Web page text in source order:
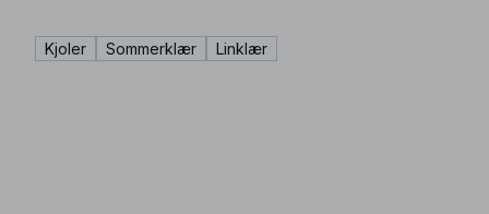
Kjoler Sommerklær Linklær